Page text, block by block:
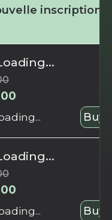
inscription
Buy
Buy